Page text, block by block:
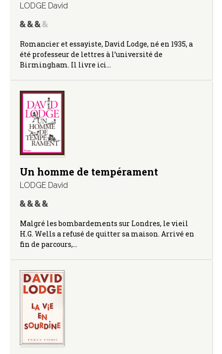
LODGE David
Romancier et essayiste, David Lodge, né en 1935, a
été professeur de lettres à l’université de
Birmingham. Il livre ici…
Un homme de tempérament
LODGE David
Malgré les bombardements sur Londres, le vieil
H.G. Wells a refusé de quitter sa maison. Arrivé en
fin de parcours,…